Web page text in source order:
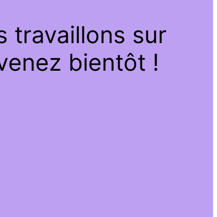
travaillons sur
bientôt !